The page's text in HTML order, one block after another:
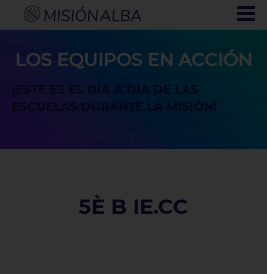
LOS EQUIPOS EN ACCIÓN
¡ESTE ES EL DÍA A DÍA DE LAS
ESCUELAS DURANTE LA MISIÓN!
5È B IE.CC